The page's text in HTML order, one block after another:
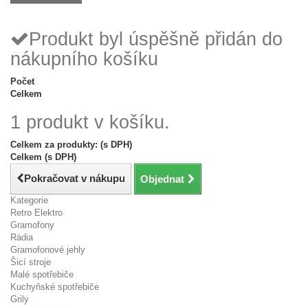
Produkt byl úspěšně přidán do
nákupního košíku
Počet
Celkem
1 produkt v košíku.
Celkem za produkty: (s DPH)
Celkem (s DPH)
Pokračovat v nákupu Objednat
Kategorie
Retro Elektro
Gramofony
Rádia
Gramofonové jehly
Šicí stroje
Malé spotřebiče
Kuchyňské spotřebiče
Grily